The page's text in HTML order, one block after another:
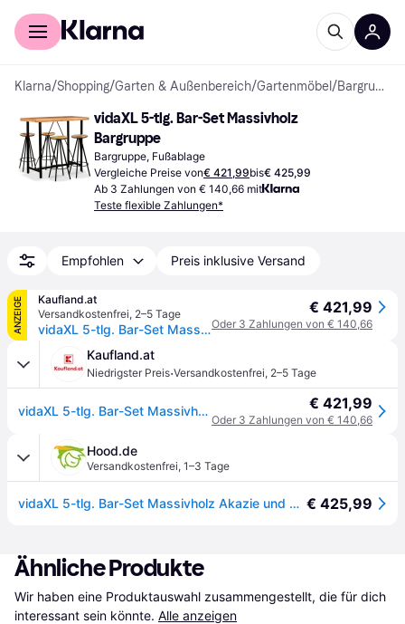
Für Shopper
Klarna/Shopping/Garten & Außenbereich/Gartenmöbel / Bargruppen
vidaXL 5-tlg. Bar-Set Massivholz
Bargruppe
Bargruppe, Fußablage
Vergleiche Preise von€ 421,99bis€ 425,99
Ab 3 Zahlungen von € 140,66 mit
Teste flexible Zahlungen*
Empfohlen Preis inklusive Versand
ANZEIGE
Kaufland.at
Versandkostenfrei, 2–5 Tage
vidaXL 5-tlg. Bar-Set Massivholz Akazie und Altholz
€ 421,99
Oder 3 Zahlungen von € 140,66
Kaufland.at
Niedrigster Preis·Versandkostenfrei, 2–5 Tage
vidaXL 5-tlg. Bar-Set Massivholz Akazie und Altholz € 421,99
Oder 3 Zahlungen von € 140,66
Hood.de
Versandkostenfrei, 1–3 Tage
vidaXL 5-tlg. Bar-Set Massivholz Akazie und Altholz € 425,99
Ähnliche Produkte
Wir haben eine Produktauswahl zusammengestellt, die für dich
interessant sein könnte. Alle anzeigen